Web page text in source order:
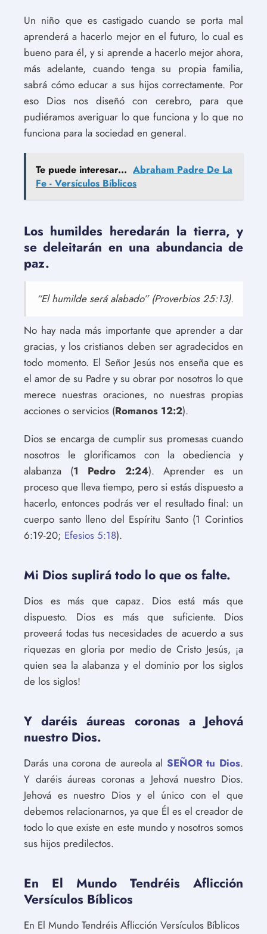
Un niño que es castigado cuando se porta mal
aprenderá a hacerlo mejor en el futuro, lo cual es
bueno para él, y si aprende a hacerlo mejor ahora,
más adelante, cuando tenga su propia familia,
sabrá cómo educar a sus hijos correctamente. Por
eso Dios nos diseñó con cerebro, para que
pudiéramos averiguar lo que funciona y lo que no
funciona para la sociedad en general.
Te puede interesar... Abraham Padre De La
Fe - Versículos Bíblicos
Los humildes heredarán la tierra, y
se deleitarán en una abundancia de
paz.
“El humilde será alabado” (Proverbios 25:13).
No hay nada más importante que aprender a dar
gracias, y los cristianos deben ser agradecidos en
todo momento. El Señor Jesús nos enseña que es
el amor de su Padre y su obrar por nosotros lo que
merece nuestras oraciones, no nuestras propias
acciones o servicios (Romanos 12:2).
Dios se encarga de cumplir sus promesas cuando
nosotros le glorificamos con la obediencia y
alabanza (1 Pedro 2:24). Aprender es un
proceso que lleva tiempo, pero si estás dispuesto a
hacerlo, entonces podrás ver el resultado final: un
cuerpo santo lleno del Espíritu Santo (1 Corintios
6:19-20; Efesios 5:18).
Mi Dios suplirá todo lo que os falte.
Dios es más que capaz. Dios está más que
dispuesto. Dios es más que suficiente. Dios
proveerá todas tus necesidades de acuerdo a sus
riquezas en gloria por medio de Cristo Jesús, ¡a
quien sea la alabanza y el dominio por los siglos
de los siglos!
Y daréis áureas coronas a Jehová
nuestro Dios.
Darás una corona de aureola al SEÑOR tu Dios.
Y daréis áureas coronas a Jehová nuestro Dios.
Jehová es nuestro Dios y el único con el que
debemos relacionarnos, ya que Él es el creador de
todo lo que existe en este mundo y nosotros somos
sus hijos predilectos.
En El Mundo Tendréis Aflicción
Versículos Bíblicos
En El Mundo Tendréis Aflicción Versículos Bíblicos